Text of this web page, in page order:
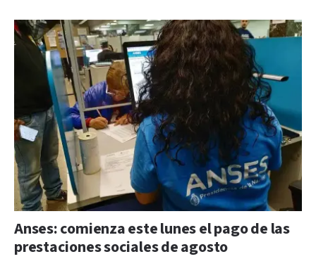
Anses: comienza este lunes el pago de las
prestaciones sociales de agosto